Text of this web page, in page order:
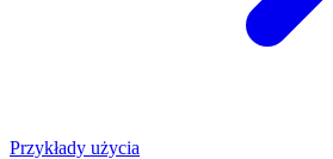
Przykłady użycia